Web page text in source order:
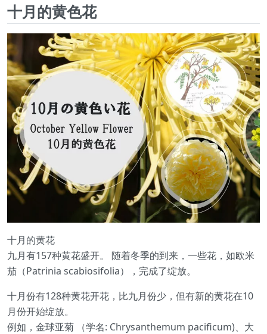
十月的黄色花
十月的黄花
九月有157种黄花盛开。 随着冬季的到来，一些花，如欧米
茄（Patrinia scabiosifolia），完成了绽放。
十月份有128种黄花开花，比九月份少，但有新的黄花在10
月份开始绽放。
例如，金球亚菊 （学名: Chrysanthemum pacificum)、大